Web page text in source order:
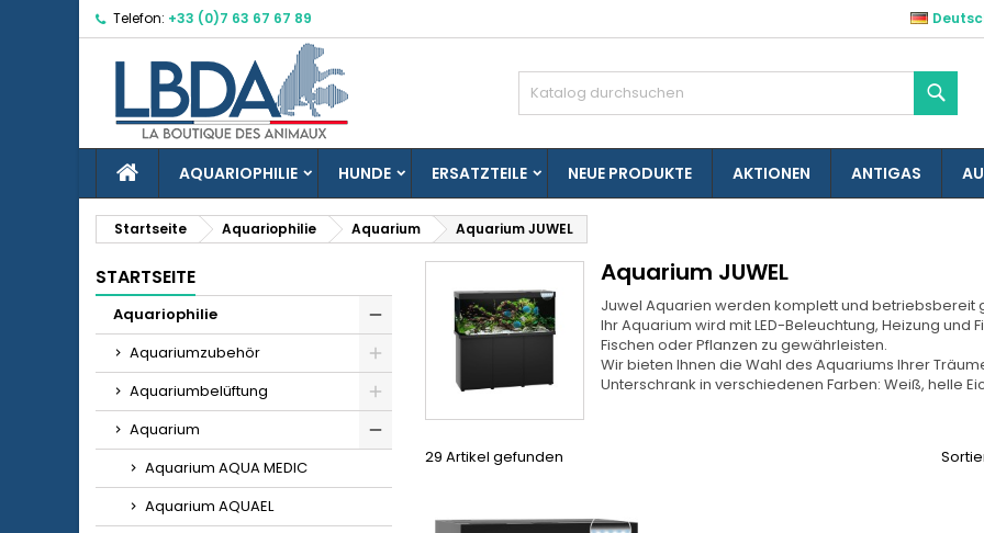
Telefon: +33 (0)7 63 67 67 89
STARTSEITE
AQUARIOPHILIE HUNDE ERSATZTEILE NEUE PRODUKTE AKTIONEN ANTIGAS
Startseite Aquariophilie Aquarium Aquarium JUWEL
STARTSEITE
Aquariophilie
Aquariumzubehör
Aquariumbelüftung
Aquarium
Aquarium AQUA MEDIC
Aquarium AQUAEL
Aquarium JUWEL
Juwel Aquarien werden komplett und betriebsbereit
Ihr Aquarium wird mit LED-Beleuchtung, Heizung
Fischen oder Pflanzen zu gewährleisten.
Wir bieten Ihnen die Wahl des Aquariums Ihrer
Unterschrank in verschiedenen Farben: Weiß, helle
29 Artikel gefunden
Mes listes d'envies
Créer une nouvelle liste
((modalTitle))
((confirmMessage))
Wunschliste erstellen
Anmelden
Sie müssen angemeldet sein, um Artikel Ihrer Wunschliste